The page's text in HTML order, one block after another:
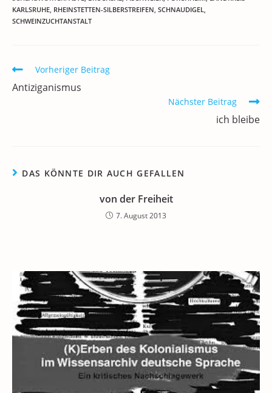
e
b
o
k
er l e s gr e n
KARLSRUHE, RHEINSTETTEN-SILBERSTREIFEN, SCHNAUDIGEL,
SCHWEINZUCHTANSTALT
Weitere
ansehen
Vorheriger Beitrag
Antiziganismus
Nächster Beitrag
ich bleibe
DAS KÖNNTE DIR AUCH GEFALLEN
von der Freiheit
7. August 2013